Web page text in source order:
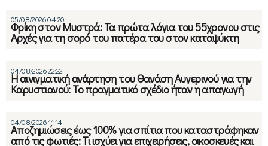
05/08/2026 04:20
Φρίκη στον Μυστρά: Τα πρώτα λόγια του 55χρονου στις
Αρχές για τη σορό του πατέρα του στον καταψύκτη
04/08/2026 22:22
Η αινιγματική ανάρτηση του Θανάση Αυγερινού για την
Καρυστιανού: Το πραγματικό σχέδιο ήταν η απαγωγή
04/08/2026 11:14
Αποζημιώσεις έως 100% για σπίτια που καταστράφηκαν
από τις φωτιές: Τι ισχύει για επιχειρήσεις, οικοσκευές και